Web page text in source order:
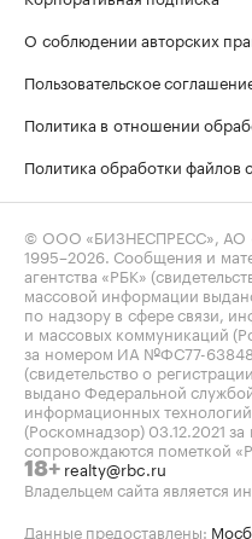
О соблюдении авторских
Пользовательское
Политика в отношении
Политика обработки файлов
© ООО «БИЗНЕСПРЕСС», АО
1995–2026 . Сообщения и
агентства «РБК»
массовой информации
по надзору в сфере связи,
и массовых коммуникаций
за номером ИА №ФС77-
(свидетельство о
выдано Федеральной
информационных
(Роскомнадзор) 03.12.2021
сопровождаются пометкой
18+ realty@rbc.ru
Владельцем сайта является
Данные предоставлены: